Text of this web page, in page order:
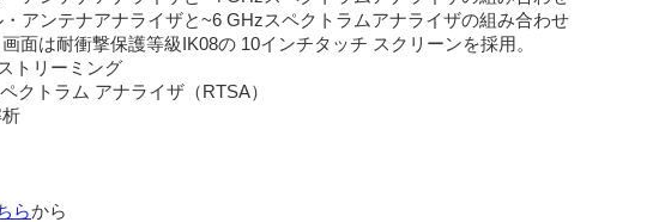
アンテナアナライザと~6 GHzスペクトラムアナライザの組み合わせ
面は耐衝撃保護等級 IK08の 10インチタッチ スクリーンを採用。
トリーミング
クトラム アナライザ（ RTSA）
らから